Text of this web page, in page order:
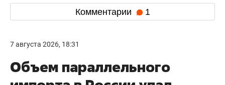
Комментарии 1
7 августа 2026, 18:31
Объем параллельного